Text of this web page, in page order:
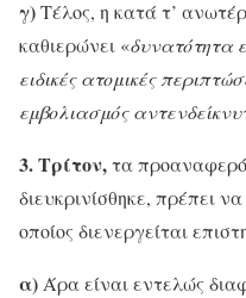
γ)Τέλος, η κατά τ’
καθιερώνει «δυνατότητα
ειδικές ατομικές
εμβολιασμός
3. Τρίτον,τα
διευκρινίσθηκε, πρέπει
οποίος διενεργείται
α) Άρα είναι εντελώς